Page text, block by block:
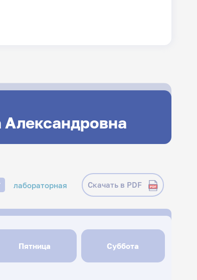
лабораторная Скачать в PDF
Пятница Суббота